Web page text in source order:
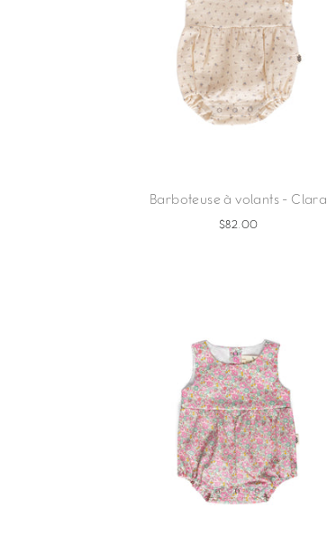
Barboteuse à volants - Clara
$82.00